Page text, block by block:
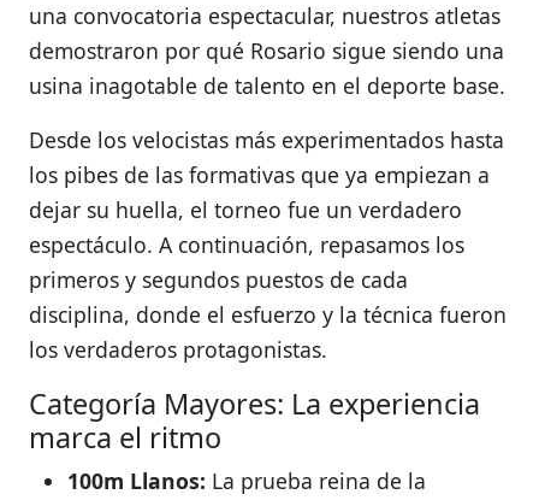
una convocatoria espectacular, nuestros atletas
demostraron por qué Rosario sigue siendo una
usina inagotable de talento en el deporte base.
Desde los velocistas más experimentados hasta
los pibes de las formativas que ya empiezan a
dejar su huella, el torneo fue un verdadero
espectáculo. A continuación, repasamos los
primeros y segundos puestos de cada
disciplina, donde el esfuerzo y la técnica fueron
los verdaderos protagonistas.
Categoría Mayores: La experiencia
marca el ritmo
100m Llanos: La prueba reina de la